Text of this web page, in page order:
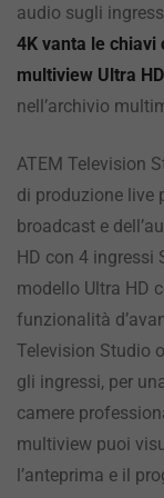
audio sugli
4K vanta le chiavi
multiview Ultra HD
nell’archivio
ATEM Television
di produzione live
broadcast e
HD con 4 ingressi
modello Ultra HD
funzionalità
Television Studio
gli ingressi, per
camere
multiview puoi
l’anteprima e il